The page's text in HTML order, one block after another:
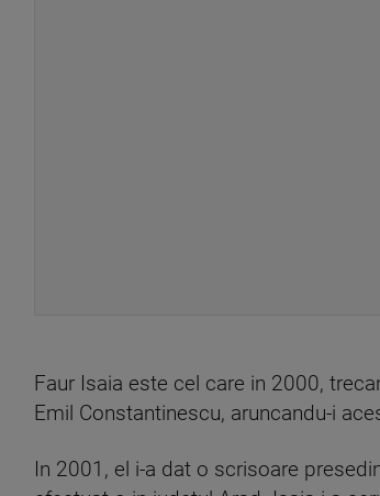
Faur Isaia este cel care in 2000,
Emil Constantinescu, aruncandu-i
In 2001, el i-a dat o scrisoare